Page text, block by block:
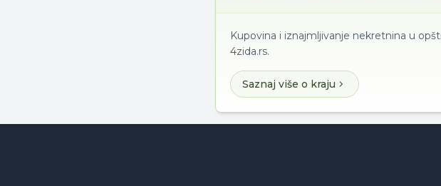
Kupovina i iznajmljivanje nekretnina u
4zida.rs.
Saznaj više o kraju